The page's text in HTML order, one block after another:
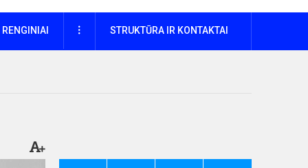
RENGINIAI DAUGIAUSTRUKTŪRA IR KONTAKTAI